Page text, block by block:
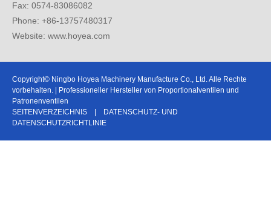
Fax: 0574-83086082
Phone: +86-13757480317
Website: www.hoyea.com
Copyright© Ningbo Hoyea Machinery Manufacture Co., Ltd. Alle Rechte
vorbehalten. | Professioneller Hersteller von Proportionalventilen und
Patronenventilen
SEITENVERZEICHNIS
DATENSCHUTZ- UND
DATENSCHUTZRICHTLINIE